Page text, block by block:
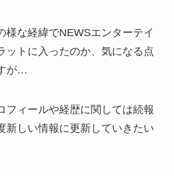
様な経緯でNEWSエンターテイ
ットに入ったのか、気になる点
が…
フィールや経歴に関しては続報
新しい情報に更新していきたい